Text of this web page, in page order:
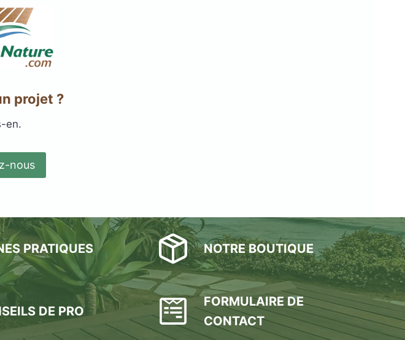
projet ?
en.
nous
PRATIQUES
DE PRO
NOTRE BOUTIQUE
FORMULAIRE DE
CONTACT